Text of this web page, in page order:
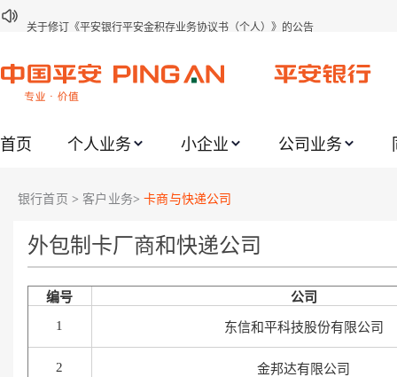
关于2021年劳动节期间代理贵金属业务风险提示的通知
关于加强代理贵金属业务风险防范的提示
关于进一步加强代理贵金属业务风险防范的提示
关于加强代理贵金属业务风险防范的提示
关于平安银行电子版信用卡更名为平安银行数字信用卡的公告
关于调整存量首套住房贷款利率的公告
首页 个人业务 小企业 公司业务
银行首页 > 客户业务> 卡商与快递公司
外包制卡厂商和快递公司
编号
公司
1
东信和平科技股份有限公司
2 金邦达有限公司